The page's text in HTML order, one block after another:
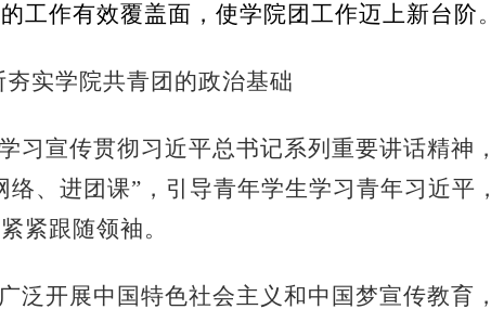
工作有效覆盖面，使学院团工作迈上新台阶。
实学院共青团的政治基础
习宣传贯彻习近平总书记系列重要讲话精神
络、进团课”，引导青年学生学习青年习近平
紧跟随领袖。
泛开展中国特色社会主义和中国梦宣传教育